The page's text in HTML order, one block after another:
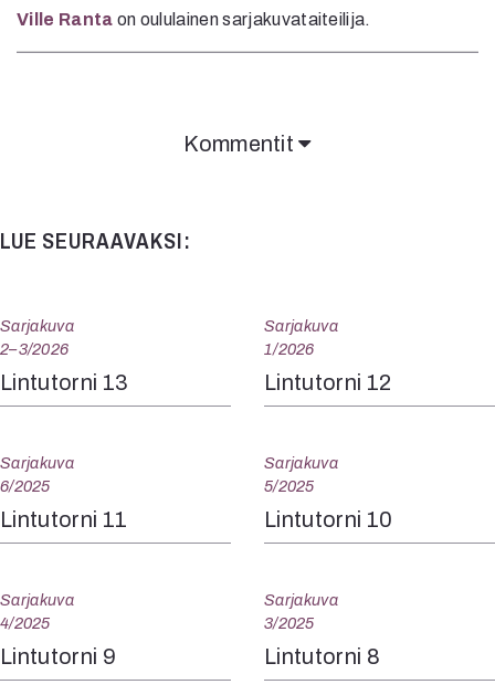
Ville Ranta on oululainen sarjakuvataiteilija.
Kommentit
LUE SEURAAVAKSI:
Sarjakuva
2–3/2026
Lintutorni 13
Sarjakuva
1/2026
Lintutorni 12
Sarjakuva
6/2025
Lintutorni 11
Sarjakuva
5/2025
Lintutorni 10
Sarjakuva
4/2025
Lintutorni 9
Sarjakuva
3/2025
Lintutorni 8